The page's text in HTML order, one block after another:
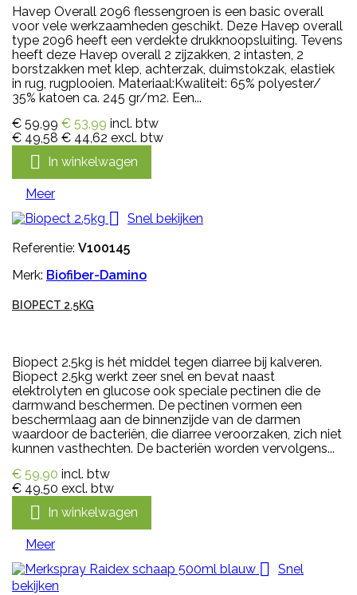
Havep Overall 2096 flessengroen is een basic overall
voor vele werkzaamheden geschikt. Deze Havep overall
type 2096 heeft een verdekte drukknoopsluiting. Tevens
heeft deze Havep overall 2 zijzakken, 2 intasten, 2
borstzakken met klep, achterzak, duimstokzak, elastiek
in rug, rugplooien. Materiaal:Kwaliteit: 65% polyester/
35% katoen ca. 245 gr/m2. Een...
€ 59,99 € 53,99 incl. btw
€ 49,58 € 44,62 excl. btw
 In winkelwagen
Meer

Snel bekijken
Referentie: V100145
Merk: Biofiber-Damino
BIOPECT 2.5KG
Biopect 2.5kg is hét middel tegen diarree bij kalveren.
Biopect 2.5kg werkt zeer snel en bevat naast
elektrolyten en glucose ook speciale pectinen die de
darmwand beschermen. De pectinen vormen een
beschermlaag aan de binnenzijde van de darmen
waardoor de bacteriën, die diarree veroorzaken, zich niet
kunnen vasthechten. De bacteriën worden vervolgens...
€ 59,90 incl. btw
€ 49,50 excl. btw
 In winkelwagen
Meer

Snel
bekijken